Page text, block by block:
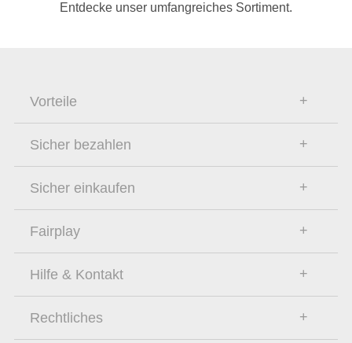
Entdecke unser umfangreiches Sortiment.
Vorteile
Sicher bezahlen
Sicher einkaufen
Fairplay
Hilfe & Kontakt
Rechtliches